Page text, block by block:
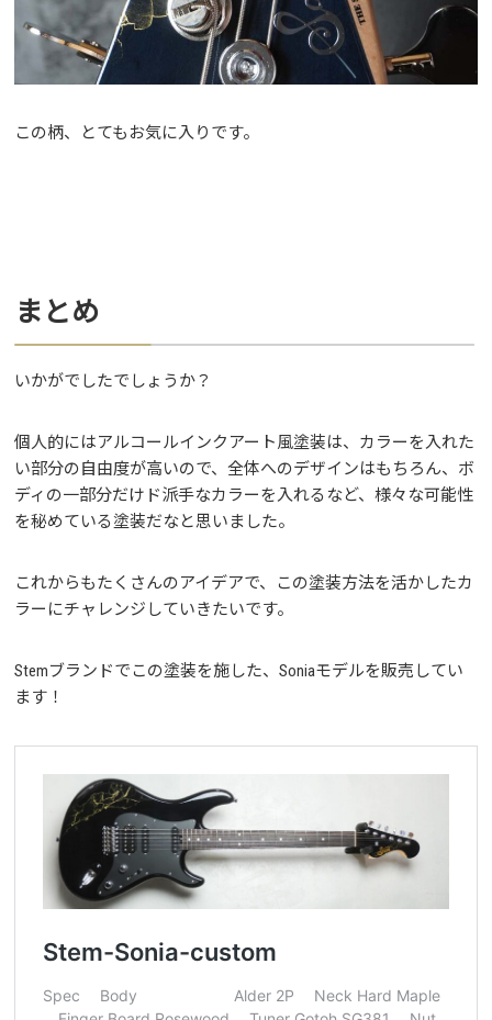
この柄、とてもお気に入りです。
まとめ
いかがでしたでしょうか？
個人的にはアルコールインクアート風塗装は、カラーを入れた
い部分の自由度が高いので、全体へのデザインはもちろん、ボ
ディの一部分だけド派手なカラーを入れるなど、様々な可能性
を秘めている塗装だなと思いました。
これからもたくさんのアイデアで、この塗装方法を活かしたカ
ラーにチャレンジしていきたいです。
Stemブランドでこの塗装を施した、Soniaモデルを販売してい
ます！